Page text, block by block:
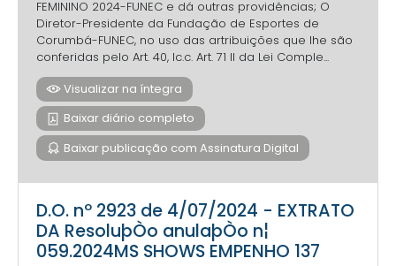
FEMININO 2024-FUNEC e dá outras providências; O
Diretor-Presidente da Fundação de Esportes de
Corumbá-FUNEC, no uso das artribuições que lhe são
conferidas pelo Art. 40, Ic.c. Art. 71 II da Lei Comple...
Visualizar na íntegra
Baixar diário completo
Baixar publicação com Assinatura Digital
D.O. nº 2923 de 4/07/2024 - EXTRATO
DA ResoluþÒo anulaþÒo n¦
059.2024MS SHOWS EMPENHO 137